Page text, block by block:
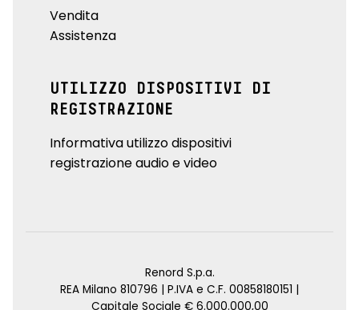
Vendita
Assistenza
UTILIZZO DISPOSITIVI DI
REGISTRAZIONE
Informativa utilizzo dispositivi
registrazione audio e video
Renord S.p.a.
REA Milano 810796 | P.IVA e C.F. 00858180151 |
Capitale Sociale € 6.000.000,00